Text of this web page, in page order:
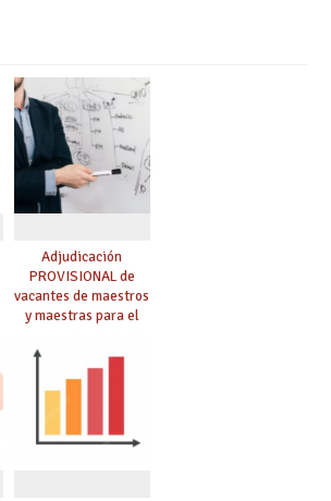
Adjudicación
PROVISIONAL de
vacantes de maestros
y maestras para el